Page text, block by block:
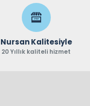
Nursan Kalitesiyle
20 Yıllık kaliteli hizmet